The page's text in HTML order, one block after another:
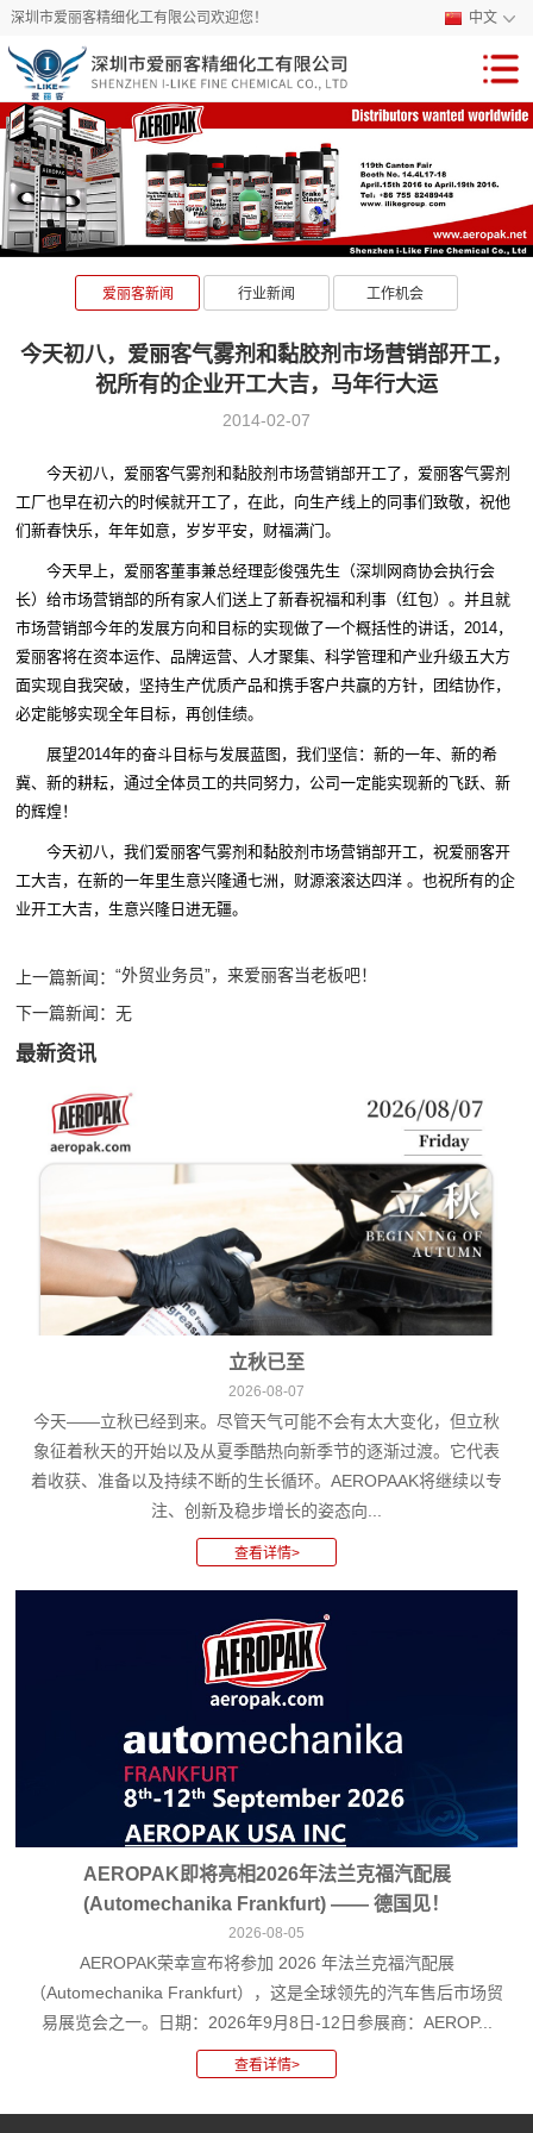
深圳市爱丽客精细化工有限公司欢迎您！ 中文
爱丽客新闻 行业新闻 工作机会
今天初八，爱丽客气雾剂和黏胶剂市场营销部开工，
祝所有的企业开工大吉，马年行大运
2014-02-07
今天初八，爱丽客气雾剂和黏胶剂市场营销部开工了，爱丽客气雾剂
工厂也早在初六的时候就开工了，在此，向生产线上的同事们致敬，祝他
们新春快乐，年年如意，岁岁平安，财福满门。
今天早上，爱丽客董事兼总经理彭俊强先生（深圳网商协会执行会
长）给市场营销部的所有家人们送上了新春祝福和利事（红包）。并且就
市场营销部今年的发展方向和目标的实现做了一个概括性的讲话，2014，
爱丽客将在资本运作、品牌运营、人才聚集、科学管理和产业升级五大方
面实现自我突破，坚持生产优质产品和携手客户共赢的方针，团结协作，
必定能够实现全年目标，再创佳绩。
展望2014年的奋斗目标与发展蓝图，我们坚信：新的一年、新的希
冀、新的耕耘，通过全体员工的共同努力，公司一定能实现新的飞跃、新
的辉煌！
今天初八，我们爱丽客气雾剂和黏胶剂市场营销部开工，祝爱丽客开
工大吉，在新的一年里生意兴隆通七洲，财源滚滚达四洋 。也祝所有的企
业开工大吉，生意兴隆日进无疆。
上一篇新闻：“外贸业务员”，来爱丽客当老板吧！
下一篇新闻：无
最新资讯
立秋已至
2026-08-07
今天——立秋已经到来。尽管天气可能不会有太大变化，但立秋
象征着秋天的开始以及从夏季酷热向新季节的逐渐过渡。它代表
着收获、准备以及持续不断的生长循环。AEROPAAK将继续以专
注、创新及稳步增长的姿态向...
AEROPAK即将亮相2026年法兰克福汽配展
(Automechanika Frankfurt) —— 德国见！
2026-08-05
AEROPAK荣幸宣布将参加 2026 年法兰克福汽配展
（Automechanika Frankfurt），这是全球领先的汽车售后市场贸
易展览会之一。日期：2026年9月8日-12日参展商：AEROP...